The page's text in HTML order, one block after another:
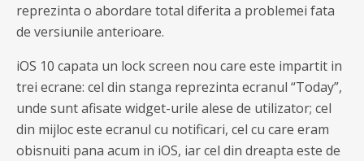
reprezinta o abordare total diferita a problemei fata
de versiunile anterioare.
iOS 10 capata un lock screen nou care este impartit in
trei ecrane: cel din stanga reprezinta ecranul “Today”,
unde sunt afisate widget-urile alese de utilizator; cel
din mijloc este ecranul cu notificari, cel cu care eram
obisnuiti pana acum in iOS, iar cel din dreapta este de